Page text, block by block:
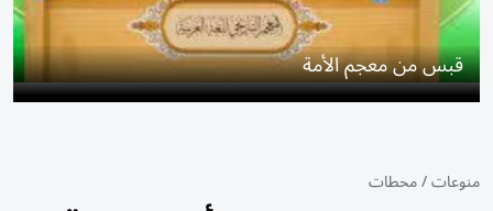
قبس من معجم الأمة
منوعات/محطات